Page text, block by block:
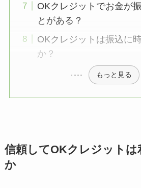
OKクレジットでお金が
とがある？
OKクレジットは振込に
か？
もっと見る
信頼してOKクレジットは
か